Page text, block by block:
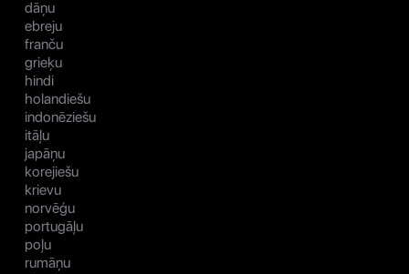
dāņu
ebreju
franču
grieķu
hindi
holandiešu
indonēziešu
itāļu
japāņu
korejiešu
krievu
norvēģu
portugāļu
poļu
rumāņu